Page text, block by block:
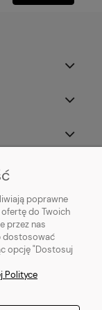
biegania|Bluzy do
|Kamizelki do
poprawne
do Twoich
przez nas
dostosować
opcję "Dostosuj
Polityce